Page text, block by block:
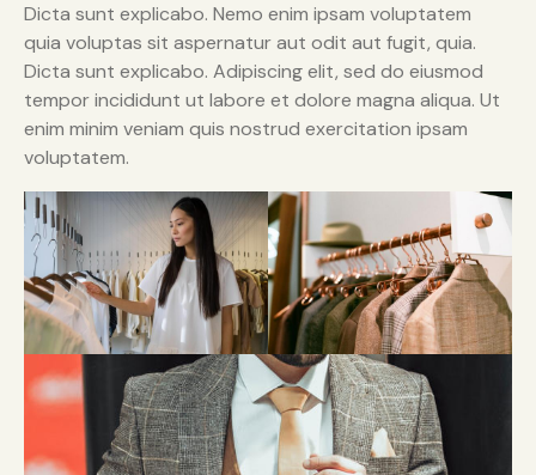
Dicta sunt explicabo. Nemo enim ipsam voluptatem
quia voluptas sit aspernatur aut odit aut fugit, quia.
Dicta sunt explicabo. Adipiscing elit, sed do eiusmod
tempor incididunt ut labore et dolore magna aliqua. Ut
enim minim veniam quis nostrud exercitation ipsam
voluptatem.